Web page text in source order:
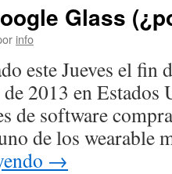
Glass
info
este Jueves el
2013 en Estados
de software
de los wearable
→